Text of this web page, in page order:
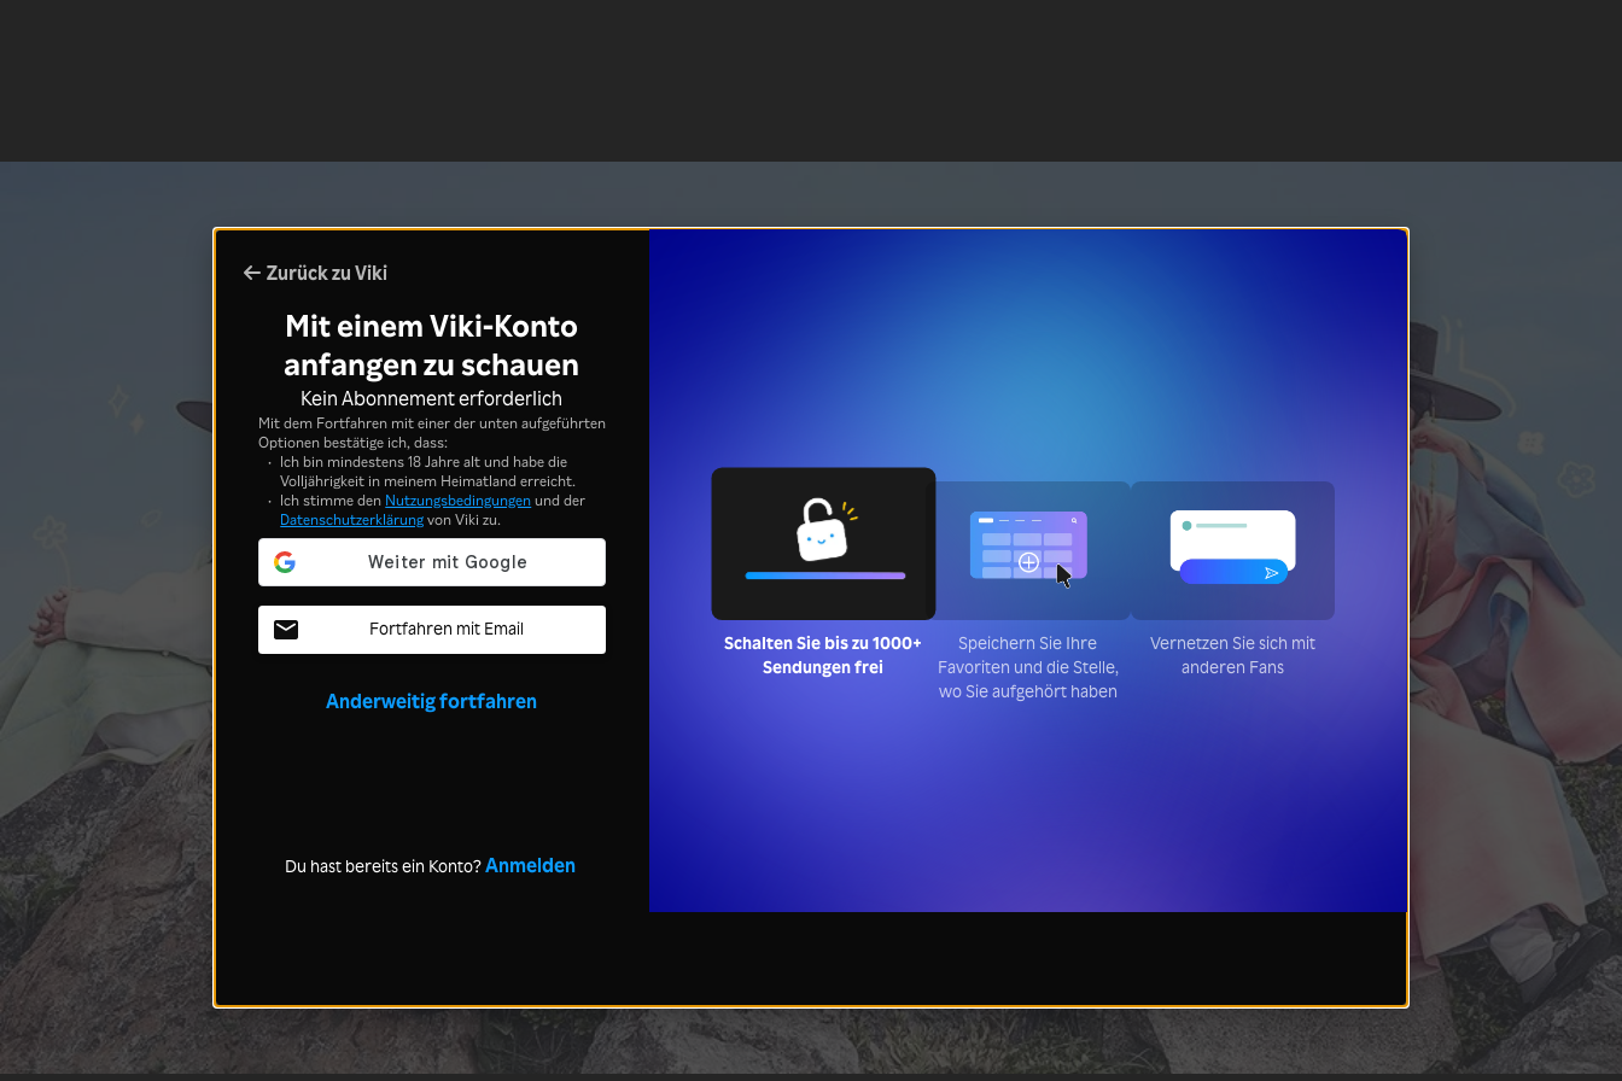
Zurück zu Viki
Mit einem Viki-Konto
anfangen zu schauen
Kein Abonnement erforderlich
Mit dem Fortfahren mit einer der unten aufgeführten
Optionen bestätige ich, dass:
Ich bin mindestens 18 Jahre alt und habe die
Volljährigkeit in meinem Heimatland erreicht.
Ich stimme den Nutzungsbedingungenund der
Datenschutzerklärungvon Viki zu.
Fortfahren mit Email
Anderweitig fortfahren
Du hast bereits ein Konto?Anmelden
Schalten Sie bis zu 1000+
Sendungen frei
Speichern Sie Ihre
Favoriten und die Stelle,
wo Sie aufgehört haben
Vernetzen Sie sich mit
anderen Fans